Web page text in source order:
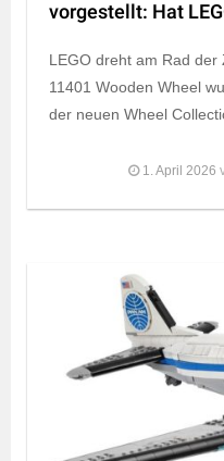
vorgestellt: Hat
LEGO dreht am Rad
11401 Wooden Wheel
der neuen Wheel
1. April 2026